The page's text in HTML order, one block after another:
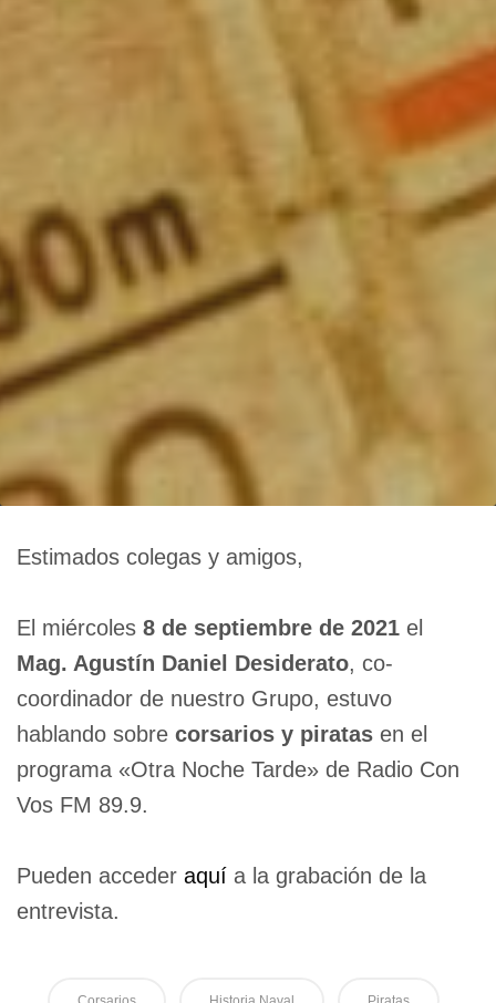
Estimados colegas y amigos,
El miércoles8 de septiembre de 2021 el
Mag. Agustín Daniel Desiderato, co-
coordinador de nuestro Grupo, estuvo
hablando sobrecorsarios y piratas en el
programa «Otra Noche Tarde» de Radio Con
Vos FM 89.9.
Pueden accederaquí a la grabación de la
entrevista.